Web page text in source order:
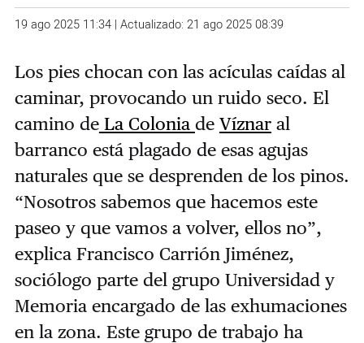
19 ago 2025 11:34 | Actualizado: 21 ago 2025 08:39
Los pies chocan con las acículas caídas al
caminar, provocando un ruido seco. El
camino deLa Colonia de Víznaral
barranco está plagado de esas agujas
naturales que se desprenden de los pinos.
“Nosotros sabemos que hacemos este
paseo y que vamos a volver, ellos no”,
explica Francisco Carrión Jiménez,
sociólogo parte del grupo Universidad y
Memoria encargado de las exhumaciones
en la zona. Este grupo de trabajo ha